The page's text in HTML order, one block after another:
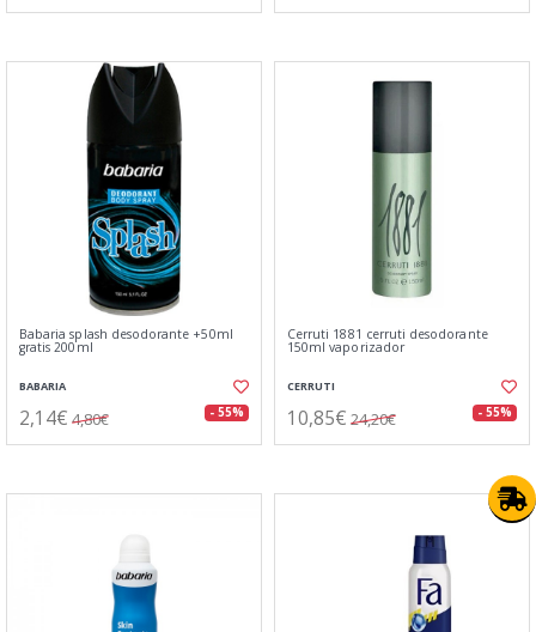
Babaria splash desodorante +50ml
gratis 200ml
BABARIA
2,14€ 4,80€ - 55%
Cerruti 1881 cerruti desodorante
150ml vaporizador
CERRUTI
10,85€ 24,20€ - 55%